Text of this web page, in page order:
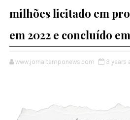
milhões licitado em
em 2022 e concluído
www.jornaltemponews.com 3 years